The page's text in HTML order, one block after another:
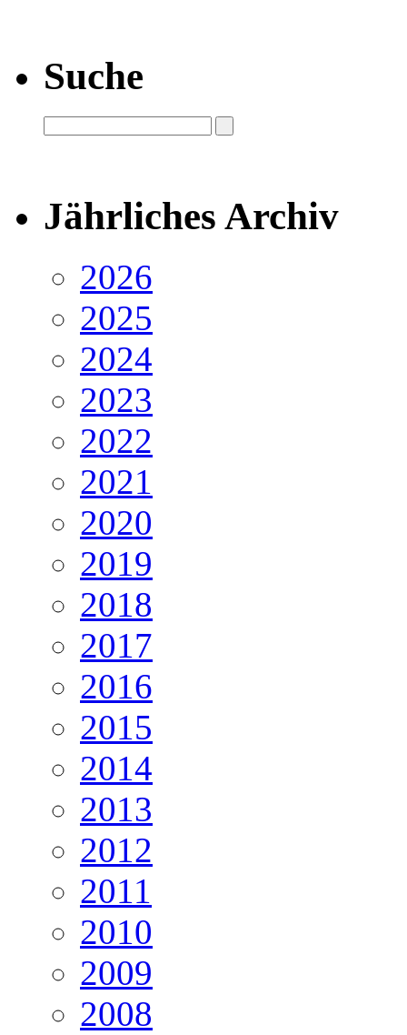
Suche
Jährliches Archiv
2026
2025
2024
2023
2022
2021
2020
2019
2018
2017
2016
2015
2014
2013
2012
2011
2010
2009
2008